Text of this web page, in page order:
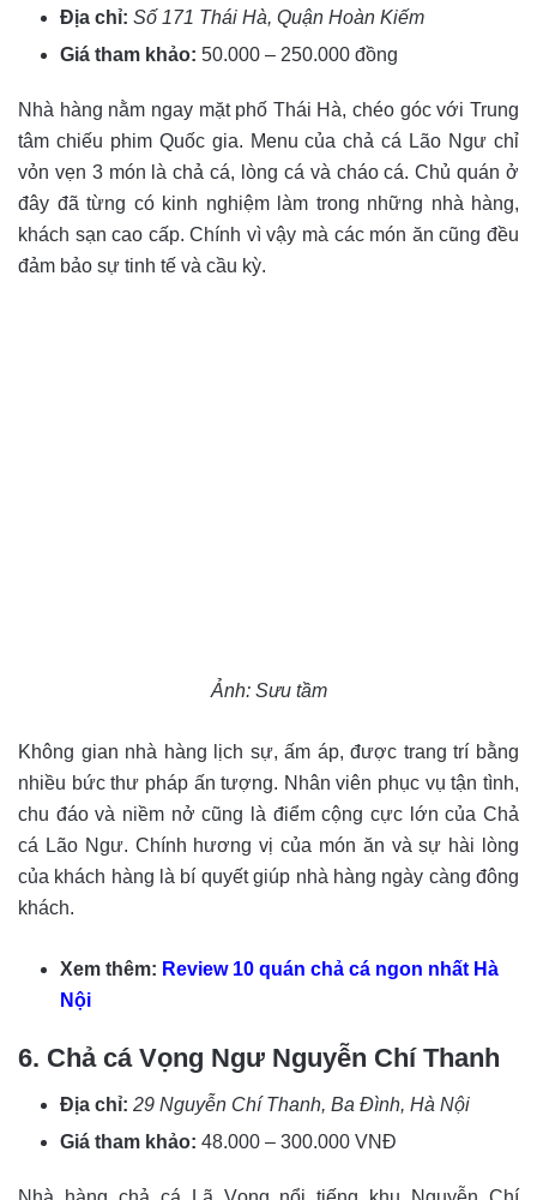
Địa chỉ: Số 171 Thái Hà, Quận Hoàn Kiếm
Giá tham khảo: 50.000 – 250.000 đồng
Nhà hàng nằm ngay mặt phố Thái Hà, chéo góc với Trung
tâm chiếu phim Quốc gia. Menu của chả cá Lão Ngư chỉ
vỏn vẹn 3 món là chả cá, lòng cá và cháo cá. Chủ quán ở
đây đã từng có kinh nghiệm làm trong những nhà hàng,
khách sạn cao cấp. Chính vì vậy mà các món ăn cũng đều
đảm bảo sự tinh tế và cầu kỳ.
Ảnh: Sưu tầm
Không gian nhà hàng lịch sự, ấm áp, được trang trí bằng
nhiều bức thư pháp ấn tượng. Nhân viên phục vụ tận tình,
chu đáo và niềm nở cũng là điểm cộng cực lớn của Chả
cá Lão Ngư. Chính hương vị của món ăn và sự hài lòng
của khách hàng là bí quyết giúp nhà hàng ngày càng đông
khách.
Xem thêm: Review 10 quán chả cá ngon nhất Hà
Nội
6. Chả cá Vọng Ngư Nguyễn Chí Thanh
Địa chỉ: 29 Nguyễn Chí Thanh, Ba Đình, Hà Nội
Giá tham khảo: 48.000 – 300.000 VNĐ